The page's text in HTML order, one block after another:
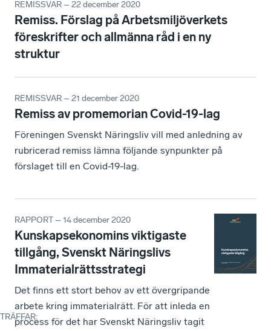
TRÄFFAR:
REMISSVAR – 22 december 2020
Remiss. Förslag på Arbetsmiljöverkets
föreskrifter och allmänna råd i en ny
struktur
REMISSVAR – 21 december 2020
Remiss av promemorian Covid-19-lag
Föreningen Svenskt Näringsliv vill med anledning av
rubricerad remiss lämna följande synpunkter på
förslaget till en Covid-19-lag.
RAPPORT – 14 december 2020
Kunskapsekonomins viktigaste
tillgång, Svenskt Näringslivs
Immaterialrättsstrategi
Det finns ett stort behov av ett övergripande
arbete kring immaterialrätt. För att inleda en
process för det har Svenskt Näringsliv tagit